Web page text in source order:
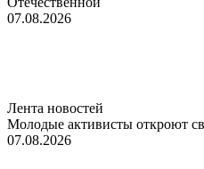
07.08.2026
Лента новостей
Молодые активисты откроют
07.08.2026